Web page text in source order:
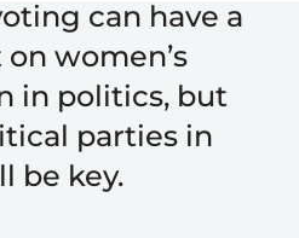
can have a
women’s
in politics, but
parties in
be key.